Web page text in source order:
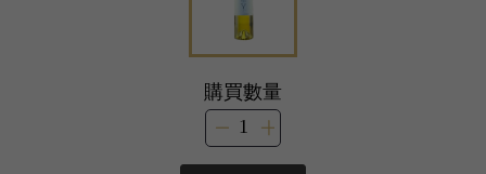
購買數量